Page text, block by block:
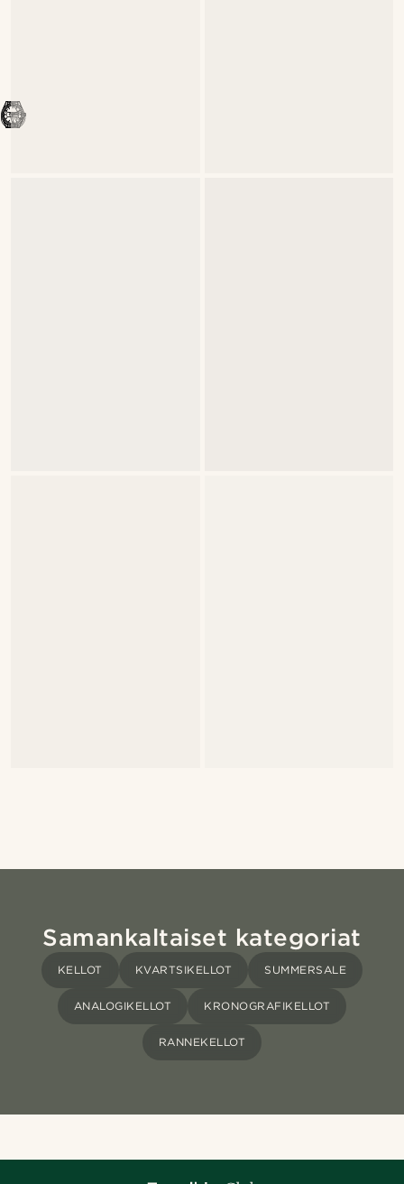
Samankaltaiset kategoriat
KELLOT KVARTSIKELLOT SUMMERSALE
ANALOGIKELLOT KRONOGRAFIKELLOT
RANNEKELLOT